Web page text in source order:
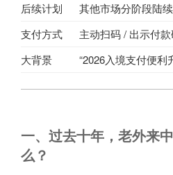
后续计划
其他市场分阶段陆
支付方式
主动扫码 / 出示付
大背景
“2026入境支付便利
一、过去十年，老外来
么？